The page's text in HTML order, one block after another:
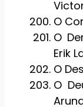
O
O
Erik
O
O